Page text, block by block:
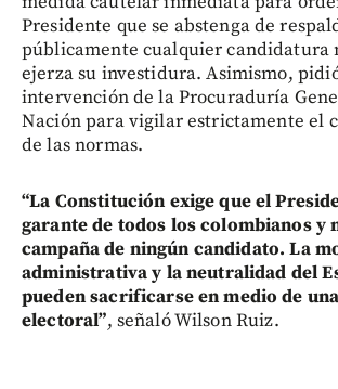
Presidente que se abstenga de
públicamente cualquier candidatura
ejerza su investidura. Asimismo,
intervención de la Procuraduría
Nación para vigilar estrictamente el
de las normas.
“La Constitución exige que el
garante de todos los colombianos y
campaña de ningún candidato. La
administrativa y la neutralidad del
pueden sacrificarse en medio de
electoral”, señaló Wilson Ruiz.